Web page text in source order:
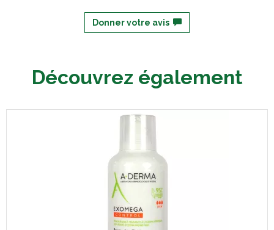
Donner votre avis
Découvrez également